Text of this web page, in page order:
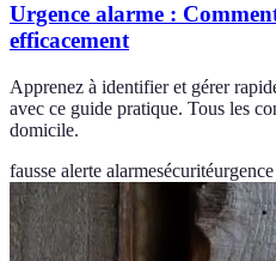
Urgence alarme :
efficacement
Apprenez à identifier et gérer
avec ce guide pratique. Tous les
domicile.
fausse alerte alarmesécurité